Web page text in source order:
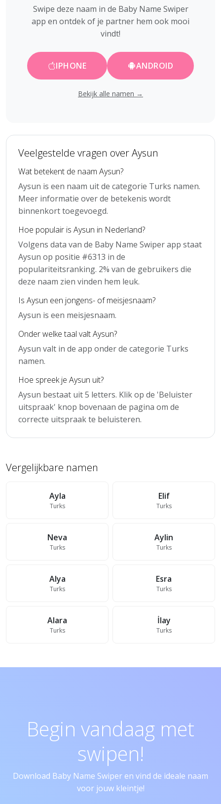
Swipe deze naam in de Baby Name Swiper
app en ontdek of je partner hem ook mooi
vindt!
IPHONE ANDROID
Bekijk alle namen →
Veelgestelde vragen over Aysun
Wat betekent de naam Aysun?
Aysun is een naam uit de categorie Turks namen.
Meer informatie over de betekenis wordt
binnenkort toegevoegd.
Hoe populair is Aysun in Nederland?
Volgens data van de Baby Name Swiper app staat
Aysun op positie #6313 in de
populariteitsranking. 2% van de gebruikers die
deze naam zien vinden hem leuk.
Is Aysun een jongens- of meisjesnaam?
Aysun is een meisjesnaam.
Onder welke taal valt Aysun?
Aysun valt in de app onder de categorie Turks
namen.
Hoe spreek je Aysun uit?
Aysun bestaat uit 5 letters. Klik op de 'Beluister
uitspraak' knop bovenaan de pagina om de
correcte uitspraak te beluisteren.
Vergelijkbare namen
Ayla
Turks
Elif
Turks
Neva
Turks
Aylin
Turks
Alya
Turks
Esra
Turks
Alara
Turks
İlay
Turks
Begin vandaag met
swipen!
Download Baby Name Swiper en vind de ideale naam
voor jouw kleintje!